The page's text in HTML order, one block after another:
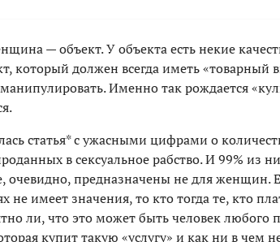
— объект. У объекта есть некие
который должен всегда иметь «товарный
Именно так рождается
статья* с ужасными цифрами о
в сексуальное рабство. И 99% из
очевидно, предназначены не для женщин.
имеет значения, то кто тогда те, кто
ли, что это может быть человек
купит такую «услугу» и как ни в чем